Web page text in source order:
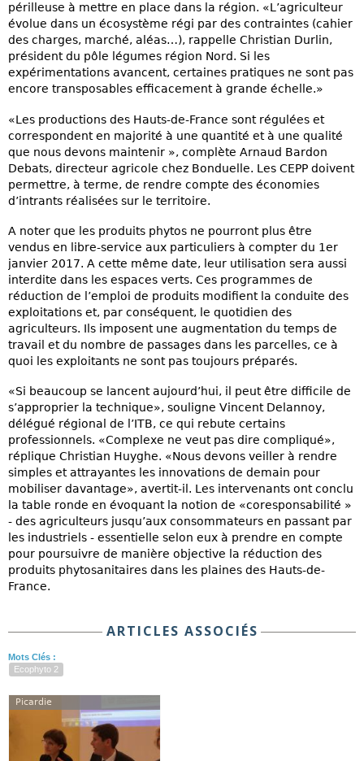
périlleuse à mettre en place dans la région. «L’agriculteur
évolue dans un écosystème régi par des contraintes (cahier
des charges, marché, aléas…), rappelle Christian Durlin,
président du pôle légumes région Nord. Si les
expérimentations avancent, certaines pratiques ne sont pas
encore transposables efficacement à grande échelle.»
«Les productions des Hauts-de-France sont régulées et
correspondent en majorité à une quantité et à une qualité
que nous devons maintenir », complète Arnaud Bardon
Debats, directeur agricole chez Bonduelle. Les CEPP doivent
permettre, à terme, de rendre compte des économies
d’intrants réalisées sur le territoire.
A noter que les produits phytos ne pourront plus être
vendus en libre-service aux particuliers à compter du 1er
janvier 2017. A cette même date, leur utilisation sera aussi
interdite dans les espaces verts. Ces programmes de
réduction de l’emploi de produits modifient la conduite des
exploitations et, par conséquent, le quotidien des
agriculteurs. Ils imposent une augmentation du temps de
travail et du nombre de passages dans les parcelles, ce à
quoi les exploitants ne sont pas toujours préparés.
«Si beaucoup se lancent aujourd’hui, il peut être difficile de
s’approprier la technique», souligne Vincent Delannoy,
délégué régional de l’ITB, ce qui rebute certains
professionnels. «Complexe ne veut pas dire compliqué»,
réplique Christian Huyghe. «Nous devons veiller à rendre
simples et attrayantes les innovations de demain pour
mobiliser davantage», avertit-il. Les intervenants ont conclu
la table ronde en évoquant la notion de «coresponsabilité »
- des agriculteurs jusqu’aux consommateurs en passant par
les industriels - essentielle selon eux à prendre en compte
pour poursuivre de manière objective la réduction des
produits phytosanitaires dans les plaines des Hauts-de-
France.
ARTICLES ASSOCIÉS
Mots Clés :
Ecophyto 2
Picardie